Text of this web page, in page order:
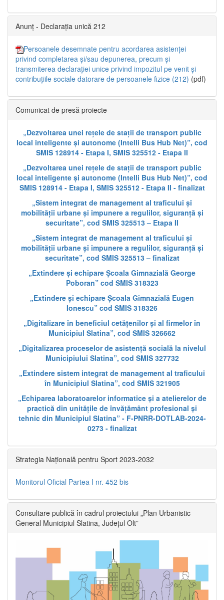
Anunț - Declarația unică 212
Persoanele desemnate pentru acordarea asistenței
privind completarea și/sau depunerea, precum și
transmiterea declarației unice privind impozitul pe venit și
contribuțiile sociale datorare de persoanele fizice (212) (pdf)
Comunicat de presă proiecte
„Dezvoltarea unei rețele de stații de transport public
local inteligente și autonome (Intelli Bus Hub Net)”, cod
SMIS 128914 - Etapa I, SMIS 325512 - Etapa II
„Dezvoltarea unei rețele de stații de transport public
local inteligente și autonome (Intelli Bus Hub Net)”, cod
SMIS 128914 - Etapa I, SMIS 325512 - Etapa II - finalizat
„Sistem integrat de management al traficului și
mobilității urbane și impunere a regulilor, siguranță și
securitate”, cod SMIS 325513 – Etapa II
„Sistem integrat de management al traficului și
mobilității urbane și impunere a regulilor, siguranță și
securitate”, cod SMIS 325513 – finalizat
„Extindere și echipare Școala Gimnazială George
Poboran” cod SMIS 318323
„Extindere și echipare Școala Gimnazială Eugen
Ionescu” cod SMIS 318326
„Digitalizare în beneficiul cetățenilor și al firmelor în
Municipiul Slatina”, cod SMIS 326662
„Digitalizarea proceselor de asistență socială la nivelul
Municipiului Slatina”, cod SMIS 327732
„Extindere sistem integrat de management al traficului
în Municipiul Slatina”, cod SMIS 321905
„Echiparea laboratoarelor informatice și a atelierelor de
practică din unitățile de învățământ profesional și
tehnic din Municipiul Slatina” - F-PNRR-DOTLAB-2024-
0273 - finalizat
Strategia Națională pentru Sport 2023-2032
Monitorul Oficial Partea I nr. 452 bis
Consultare publică în cadrul proiectului „Plan Urbanistic
General Municipiul Slatina, Județul Olt”